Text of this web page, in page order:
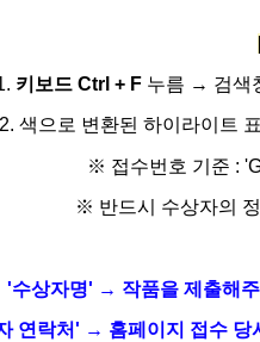
키보드 Ctrl + F 누름 → 검색
2. 색으로 변환된 하이라이트
※ 접수번호 기준 :
※ 반드시 수상자의
'수상자명' → 작품을 제출해
연락처' → 홈페이지 접수 당